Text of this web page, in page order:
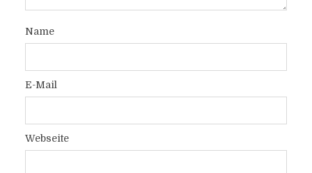
Name
E-Mail
Webseite